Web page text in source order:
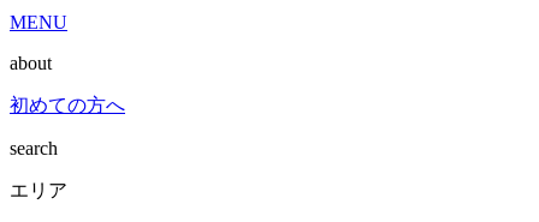
MENU
about
初めての方へ
search
エリア